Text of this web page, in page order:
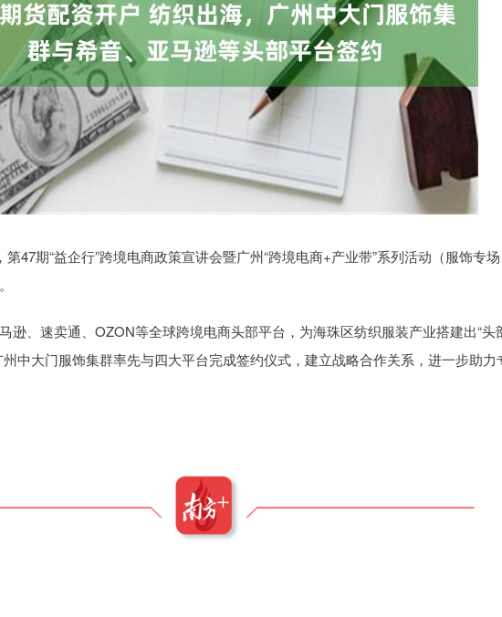
47期“益企行”跨境电商政策宣讲会暨广州“跨境电商+产业带”系列活动（服饰专
逊、速卖通、OZON等全球跨境电商头部平台，为海珠区纺织服装产业搭建出“头
中大门服饰集群率先与四大平台完成签约仪式，建立战略合作关系，进一步助力